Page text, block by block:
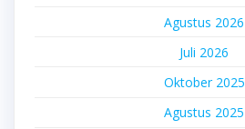
Agustus 2026
Juli 2026
Oktober 2025
Agustus 2025